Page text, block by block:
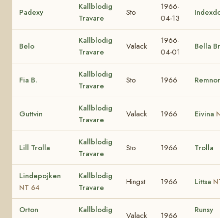
Padexy
Kallblodig
Travare
Sto
1966-
04-13
Belo
Kallblodig
Travare
Valack
1966-
04-01
Bella
Fia B.
Kallblodig
Travare
Sto 1966
Guttvin
Kallblodig
Travare
Valack 1966 Eivina
Lill Trolla
Kallblodig
Travare
Sto 1966 Trolla
Lindepojken
NT 64
Kallblodig
Travare
Hingst 1966 Littsa
Orton
Kallblodig
Valack 1966
Runsy